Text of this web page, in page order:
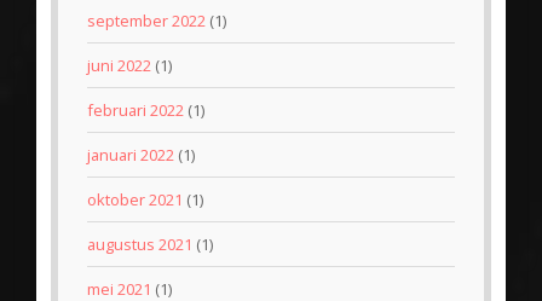
september 2022 (1)
juni 2022 (1)
februari 2022 (1)
januari 2022 (1)
oktober 2021 (1)
augustus 2021 (1)
mei 2021 (1)